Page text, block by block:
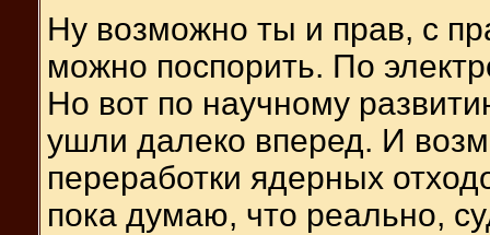
Ну возможно ты и прав, с
можно поспорить. По
Но вот по научному
ушли далеко вперед. И
переработки ядерных
пока думаю, что реально,